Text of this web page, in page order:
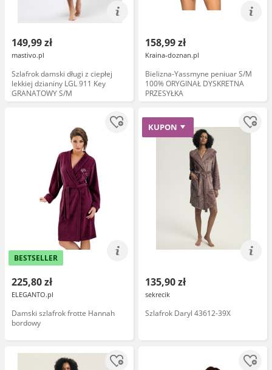
149,99 zł
mastivo.pl
Szlafrok damski długi z ciepłej
lekkiej dzianiny LGL 911 Key
GRANATOWY S/M
158,99 zł
Kraina-doznan.pl
Bielizna-Yassmyne peniuar S/M
100% ORYGINAŁ DYSKRETNA
PRZESYŁKA
BESTSELLER
225,80 zł
ELEGANTO.pl
Damski szlafrok frotte Hannah
bordowy
KUPON
135,90 zł
sekrecik
Szlafrok Daryl 43612-39X